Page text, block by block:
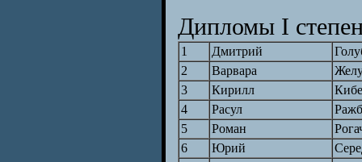
Дипломы I
1 Дмитрий
2
Варвара
3
Кирилл
4
Расул
5
Роман
6
Юрий